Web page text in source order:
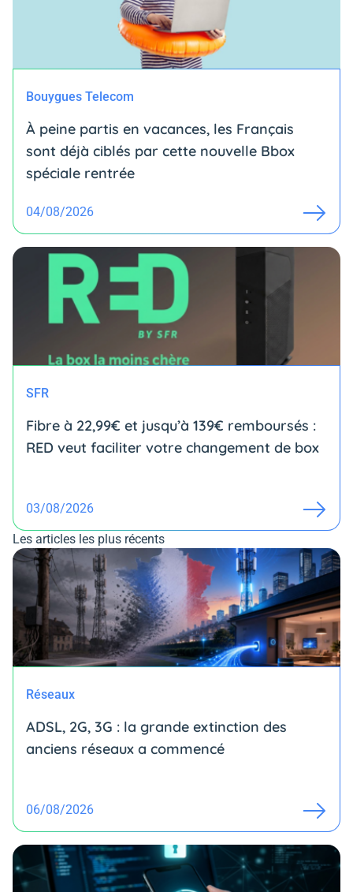
Bouygues Telecom
À peine partis en vacances, les Français
sont déjà ciblés par cette nouvelle Bbox
spéciale rentrée
04/08/2026
SFR
Fibre à 22,99€ et jusqu’à 139€ remboursés :
RED veut faciliter votre changement de box
03/08/2026
Les articles les plus récents
Réseaux
ADSL, 2G, 3G : la grande extinction des
anciens réseaux a commencé
06/08/2026